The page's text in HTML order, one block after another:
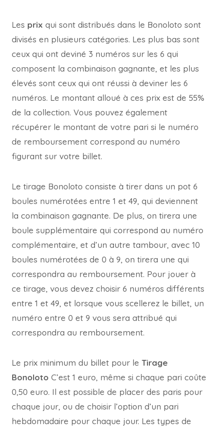
Les prix qui sont distribués dans le Bonoloto sont
divisés en plusieurs catégories. Les plus bas sont
ceux qui ont deviné 3 numéros sur les 6 qui
composent la combinaison gagnante, et les plus
élevés sont ceux qui ont réussi à deviner les 6
numéros. Le montant alloué à ces prix est de 55%
de la collection. Vous pouvez également
récupérer le montant de votre pari si le numéro
de remboursement correspond au numéro
figurant sur votre billet.
Le tirage Bonoloto consiste à tirer dans un pot 6
boules numérotées entre 1 et 49, qui deviennent
la combinaison gagnante. De plus, on tirera une
boule supplémentaire qui correspond au numéro
complémentaire, et d’un autre tambour, avec 10
boules numérotées de 0 à 9, on tirera une qui
correspondra au remboursement. Pour jouer à
ce tirage, vous devez choisir 6 numéros différents
entre 1 et 49, et lorsque vous scellerez le billet, un
numéro entre 0 et 9 vous sera attribué qui
correspondra au remboursement.
Le prix minimum du billet pour le Tirage
Bonoloto C’est 1 euro, même si chaque pari coûte
0,50 euro. Il est possible de placer des paris pour
chaque jour, ou de choisir l’option d’un pari
hebdomadaire pour chaque jour. Les types de